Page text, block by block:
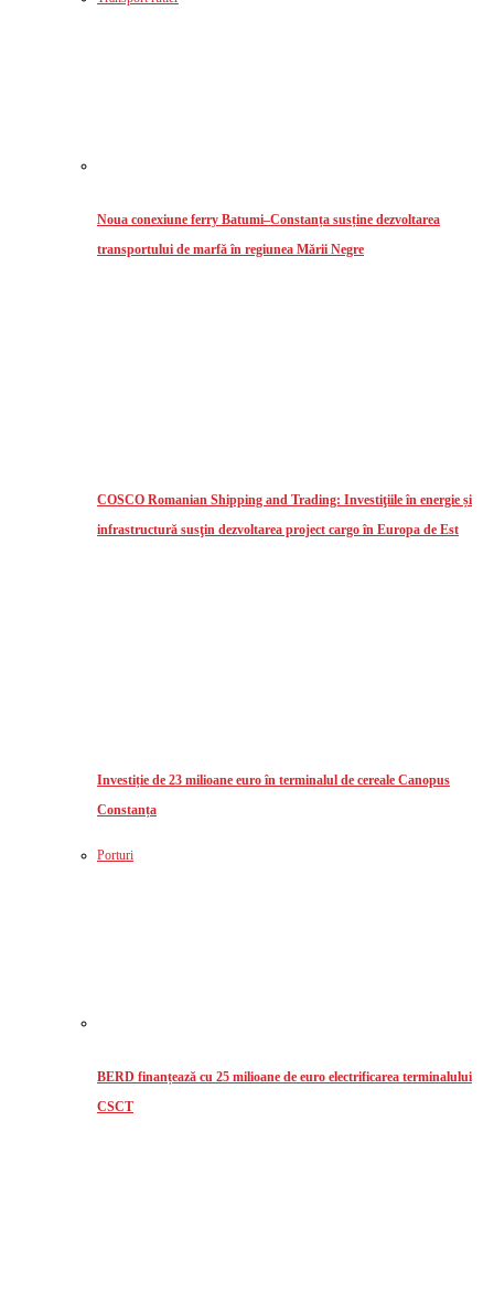
Noua conexiune ferry Batumi–Constanța susține dezvoltarea
transportului de marfă în regiunea Mării Negre
COSCO Romanian Shipping and Trading: Investiţiile în energie și
infrastructură susţin dezvoltarea project cargo în Europa de Est
Investiție de 23 milioane euro în terminalul de cereale Canopus
Constanța
Porturi
BERD finanțează cu 25 milioane de euro electrificarea terminalului
CSCT